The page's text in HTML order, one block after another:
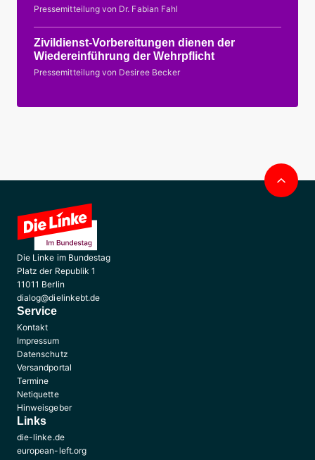
Pressemitteilung von Dr. Fabian Fahl
Zivildienst-Vorbereitungen dienen der
Wiedereinführung der Wehrpflicht
Pressemitteilung von Desiree Becker
Die Linke im Bundestag
Platz der Republik 1
11011 Berlin
dialog@dielinkebt.de
Service
Kontakt
Impressum
Datenschutz
Versandportal
Termine
Netiquette
Hinweisgeber
Links
die-linke.de
european-left.org